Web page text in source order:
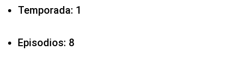
Temporada: 1
Episodios: 8